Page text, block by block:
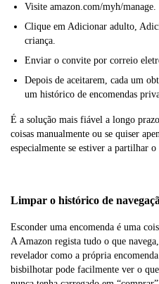
Visite amazon.com/myh/manage.
Clique em Adicionar adulto,
criança.
Enviar o convite por correio
Depois de aceitarem, cada um
um histórico de encomendas
É a solução mais fiável a longo
coisas manualmente ou se quiser
especialmente se estiver a partilhar o
Limpar o histórico de
Esconder uma encomenda é uma
A Amazon regista tudo o que
revelador como a própria
bisbilhotar pode facilmente ver o